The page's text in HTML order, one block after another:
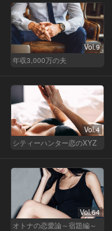
Vol.9
年収3,000万の夫
Vol.4
シティーハンター恋のXYZ
Vol.64
オトナの恋愛論～宿題編～